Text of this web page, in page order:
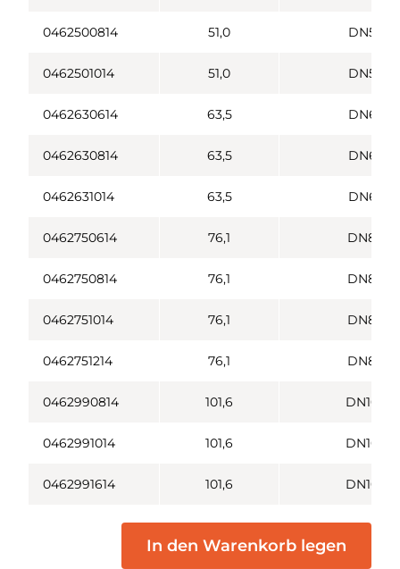
0462500814 51,0 DN50
0462501014 51,0 DN50
0462630614 63,5 DN65
0462630814 63,5 DN65
0462631014 63,5 DN65
0462750614 76,1 DN80
0462750814 76,1 DN80
0462751014 76,1 DN80
0462751214 76,1 DN80
0462990814 101,6 DN100
0462991014 101,6 DN100
0462991614 101,6 DN100
In den Warenkorb legen